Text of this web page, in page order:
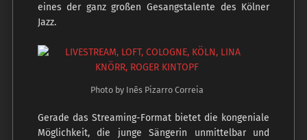
eines der ganz großen Gesangstalente des Kölner
Jazz.
Photo by Inês Pizarro Correia
Gerade das Streaming-Format bietet die kongeniale
Möglichkeit, die junge Sängerin unmittelbar und